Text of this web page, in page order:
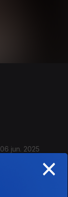
06 jun. 2025
×